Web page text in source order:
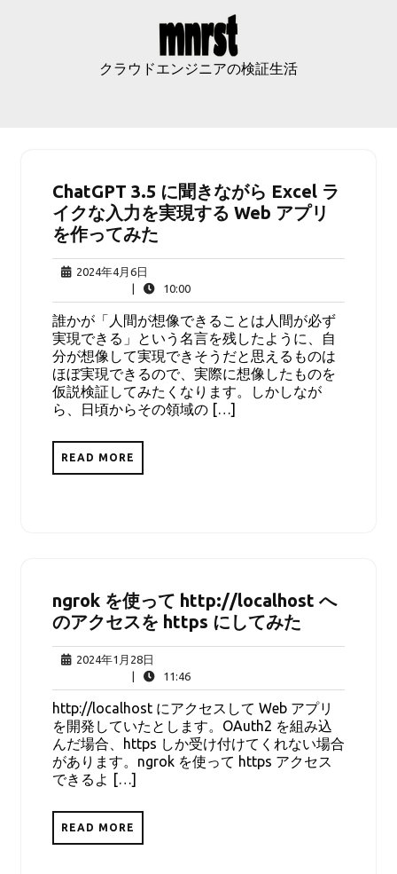
クラウドエンジニアの検証生活
ChatGPT 3.5 に聞きながら Excel ラ
イクな入力を実現する Web アプリ
を作ってみた
2024年4月6日
年
4
月
6
日
10:0010:00
誰かが「人間が想像できることは人間が必ず
実現できる」という名言を残したように、自
分が想像して実現できそうだと思えるものは
ほぼ実現できるので、実際に想像したものを
仮説検証してみたくなります。しかしなが
ら、日頃からその領域の […]
READ MORE
ngrok を使って http://localhost へ
のアクセスを https にしてみた
2024年1月28日
年
1
月
28
日
11:4611:46
http://localhost にアクセスして Web アプリ
を開発していたとします。OAuth2 を組み込
んだ場合、https しか受け付けてくれない場合
があります。ngrok を使って https アクセス
できるよ […]
READ MORE